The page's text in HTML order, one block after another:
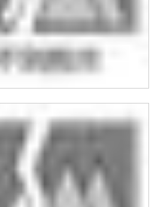
信息化服务
总会简介
制度法规